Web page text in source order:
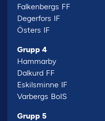
Falkenbergs FF
Degerfors IF
Östers IF
Grupp 4
Hammarby
Dalkurd FF
Eskilsminne IF
Varbergs BoIS
Grupp 5